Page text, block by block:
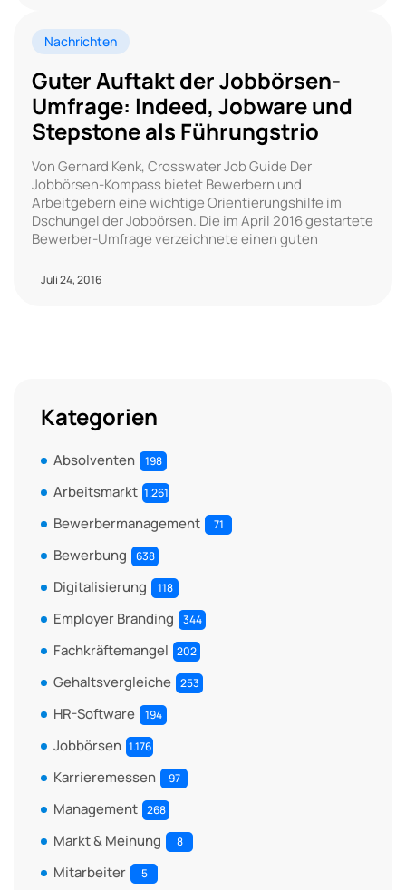
Nachrichten
Guter Auftakt der Jobbörsen-
Umfrage: Indeed, Jobware und
Stepstone als Führungstrio
Von Gerhard Kenk, Crosswater Job Guide Der
Jobbörsen-Kompass bietet Bewerbern und
Arbeitgebern eine wichtige Orientierungshilfe im
Dschungel der Jobbörsen. Die im April 2016 gestartete
Bewerber-Umfrage verzeichnete einen guten
Juli 24, 2016
Kategorien
Absolventen 198
Arbeitsmarkt 1.261
Bewerbermanagement 71
Bewerbung 638
Digitalisierung 118
Employer Branding 344
Fachkräftemangel 202
Gehaltsvergleiche 253
HR-Software 194
Jobbörsen 1.176
Karrieremessen 97
Management 268
Markt & Meinung 8
Mitarbeiter 5